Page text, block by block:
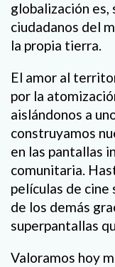
globalización es,
ciudadanos del
la propia tierra.
El amor al
por la
aislándonos a
construyamos
en las pantallas
comunitaria.
películas de cine
de los demás
superpantallas
Valoramos hoy